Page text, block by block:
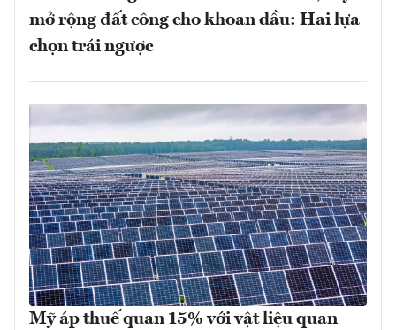
mở rộng đất công cho khoan dầu: Hai lựa
chọn trái ngược
Mỹ áp thuế quan 15% với vật liệu quan